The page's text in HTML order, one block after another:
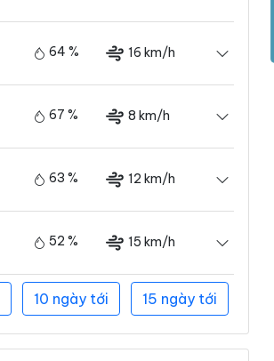
64 % 16 km/h
67 % 8 km/h
63 % 12 km/h
52 % 15 km/h
10 ngày tới 15 ngày tới